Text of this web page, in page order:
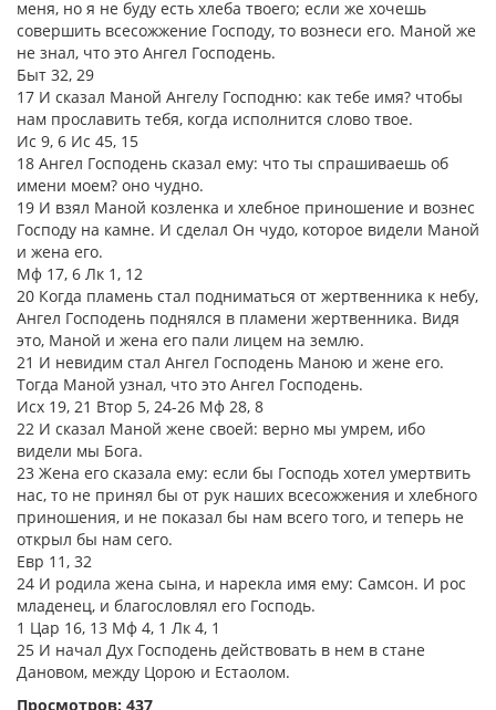
меня, но я не буду есть хлеба твоего; если же хочешь
совершить всесожжение Господу, то вознеси его. Маной же
не знал, что это Ангел Господень.
Быт 32, 29
17 И сказал Маной Ангелу Господню: как тебе имя? чтобы
нам прославить тебя, когда исполнится слово твое.
Ис 9, 6 Ис 45, 15
18 Ангел Господень сказал ему: что ты спрашиваешь об
имени моем? оно чудно.
19 И взял Маной козленка и хлебное приношение и вознес
Господу на камне. И сделал Он чудо, которое видели Маной
и жена его.
Мф 17, 6 Лк 1, 12
20 Когда пламень стал подниматься от жертвенника к небу,
Ангел Господень поднялся в пламени жертвенника. Видя
это, Маной и жена его пали лицем на землю.
21 И невидим стал Ангел Господень Маною и жене его.
Тогда Маной узнал, что это Ангел Господень.
Исх 19, 21 Втор 5, 24-26 Мф 28, 8
22 И сказал Маной жене своей: верно мы умрем, ибо
видели мы Бога.
23 Жена его сказала ему: если бы Господь хотел умертвить
нас, то не принял бы от рук наших всесожжения и хлебного
приношения, и не показал бы нам всего того, и теперь не
открыл бы нам сего.
Евр 11, 32
24 И родила жена сына, и нарекла имя ему: Самсон. И рос
младенец, и благословлял его Господь.
1 Цар 16, 13 Мф 4, 1 Лк 4, 1
25 И начал Дух Господень действовать в нем в стане
Дановом, между Цорою и Естаолом.
Просмотров: 437